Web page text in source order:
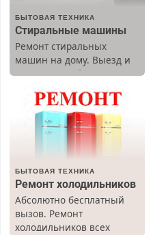
БЫТОВАЯ ТЕХНИКА
Стиральные машины
Ремонт стиральных
машин на дому. Выезд и
диагностика бесплатно.
БЫТОВАЯ ТЕХНИКА
Ремонт холодильников
Абсолютно бесплатный
вызов. Ремонт
холодильников всех